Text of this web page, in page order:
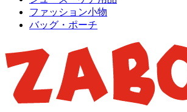
ファッション小物
バッグ・ポーチ